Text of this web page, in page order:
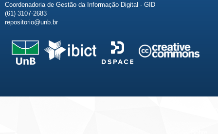
Coordenadoria de Gestão da Informação Digital - GID
(61) 3107-2683
repositorio@unb.br